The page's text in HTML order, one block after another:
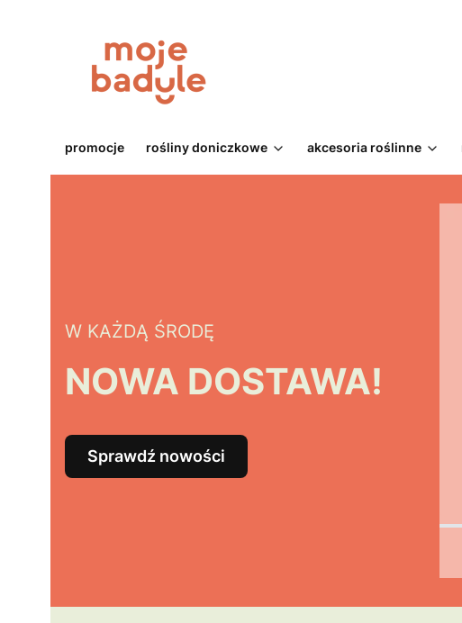
promocje rośliny doniczkowe akcesoria roślinne
W KAŻDĄ ŚRODĘ
NOWA DOSTAWA!
Sprawdź nowości